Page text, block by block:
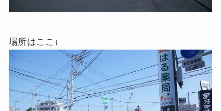
場所はここ↓